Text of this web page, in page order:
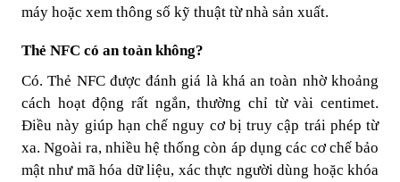
máy hoặc xem thông số kỹ thuật từ nhà sản xuất.
Thẻ NFC có an toàn không?
Có. Thẻ NFC được đánh giá là khá an toàn nhờ khoảng
cách hoạt động rất ngắn, thường chỉ từ vài centimet.
Điều này giúp hạn chế nguy cơ bị truy cập trái phép từ
xa. Ngoài ra, nhiều hệ thống còn áp dụng các cơ chế bảo
mật như mã hóa dữ liệu, xác thực người dùng hoặc khóa